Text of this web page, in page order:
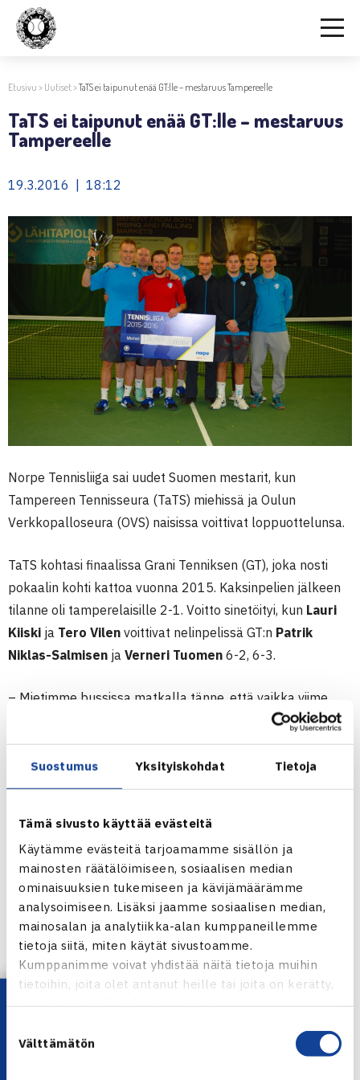
Suostumus Yksityiskohdat Tietoja
Tämä sivusto käyttää evästeitä
Käytämme evästeitä tarjoamamme sisällön ja
mainosten räätälöimiseen, sosiaalisen median
ominaisuuksien tukemiseen ja kävijämäärämme
analysoimiseen. Lisäksi jaamme sosiaalisen median,
mainosalan ja analytiikka-alan kumppaneillemme
tietoja siitä, miten käytät sivustoamme.
Kumppanimme voivat yhdistää näitä tietoja muihin
tietoihin, joita olet antanut heille tai joita on kerätty,
kun olet käyttänyt heidän palvelujaan.
valinta
Välttämätön
Etusivu > Uutiset>TaTS ei taipunut enää GT:lle – mestaruus Tampereelle
TaTS ei taipunut enää GT:lle – mestaruus
Tampereelle
19.3.2016 | 18:12
Norpe Tennisliiga sai uudet Suomen mestarit, kun
Tampereen Tennisseura (TaTS) miehissä ja Oulun
Verkkopalloseura (OVS) naisissa voittivat loppuottelunsa.
TaTS kohtasi finaalissa Grani Tenniksen (GT), joka nosti
pokaalin kohti kattoa vuonna 2015. Kaksinpelien jälkeen
tilanne oli tamperelaisille 2-1. Voitto sinetöityi, kun Lauri
Kiiski ja Tero Vilen voittivat nelinpelissä GT:n Patrik
Niklas-Salmisen ja Verneri Tuomen 6-2, 6-3.
– Mietimme bussissa matkalla tänne, että vaikka viime
vuonna poistuimme loppuottelusta onnellisina hopeasta,
niin olimme samalla pettyneitä tappiosta. Päätimme, että
tänään emme häviä samalle rakkaalle vastustajalle,
TaTSin kantaviin voimiin kuuluva Lauri Kiiski sanoi.
– Kaikki matsit olivat tiukkoja ja hyvää tennistä. Kiva, että
pääsimme ratkaisemaan nelinpeleissä, niin jännitys säilyi
loppuun asti.
GT-TaTS
Anton Pavlov–Micke Kontinen
Lataa OmaTennis!